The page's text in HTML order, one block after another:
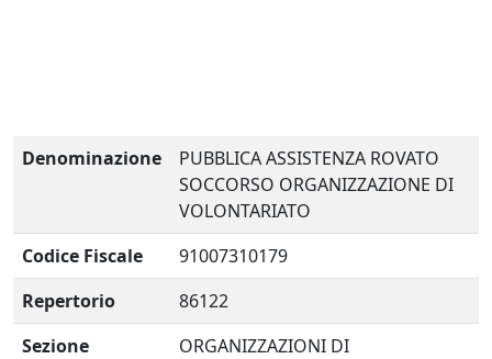
Denominazione
PUBBLICA ASSISTENZA ROVATO
SOCCORSO ORGANIZZAZIONE DI
VOLONTARIATO
Codice Fiscale
91007310179
Repertorio
86122
Sezione
ORGANIZZAZIONI DI